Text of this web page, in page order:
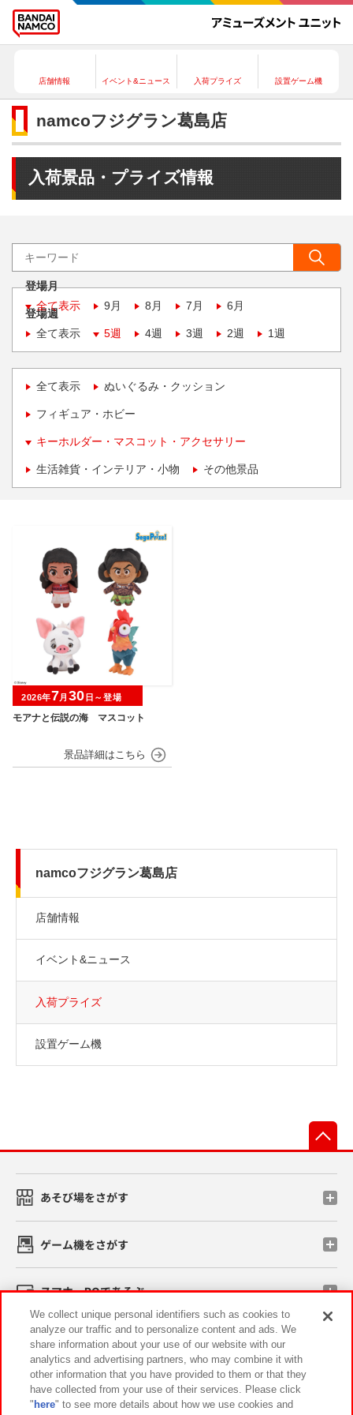
店舗情報 イベント&ニュース 入荷プライズ 設置ゲーム機
namcoフジグラン葛島店
入荷景品・プライズ情報
登場月
全て表示
9月 8月 7月 6月
登場週
全て表示
5週 4週 3週 2週 1週
全て表示 ぬいぐるみ・クッション
フィギュア・ホビー
キーホルダー・マスコット・アクセサリー
生活雑貨・インテリア・小物 その他景品
モアナと伝説の海 マスコット
2026年7月 30 日～登場
namcoフジグラン葛島店
店舗情報
イベント&ニュース
入荷プライズ
設置ゲーム機
あそび場をさがす
ゲーム機をさがす
スマホ・PCであそぶ
イベント・キャンペーン
We collect unique personal identifiers such as cookies to
analyze our traffic and to personalize content and ads. We
share information about your use of our website with our
analytics and advertising partners, who may combine it with
other information that you have provided to them or that they
have collected from your use of their services. Please click
" here" to see more details about how we use cookies and